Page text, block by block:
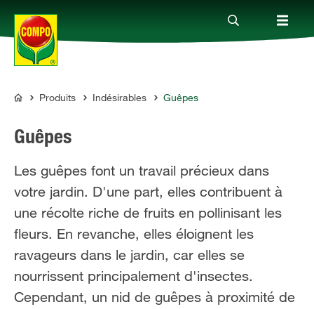
Produits
Conseil
Thèmes
Service
Qui sommes-nous?
COMPO
Produits Indésirables Guêpes
Guêpes
Les guêpes font un travail précieux dans
votre jardin. D'une part, elles contribuent à
une récolte riche de fruits en pollinisant les
fleurs. En revanche, elles éloignent les
ravageurs dans le jardin, car elles se
nourrissent principalement d'insectes.
Cependant, un nid de guêpes à proximité de